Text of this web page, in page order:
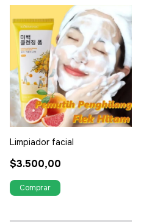
Limpiador facial
$3.500,00